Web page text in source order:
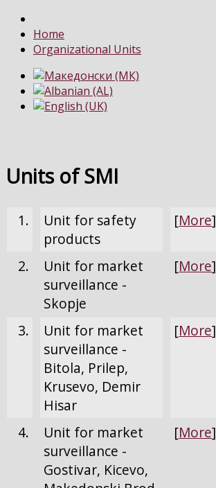
Home
Organizational Units
Units of SMI
1.
Unit for safety
products
[More]
2.
Unit for market
surveillance -
Skopje
[More]
3.
Unit for market
surveillance -
Bitola, Prilep,
Krusevo, Demir
Hisar
[More]
4.
Unit for market
surveillance -
Gostivar, Kicevo,
[More]